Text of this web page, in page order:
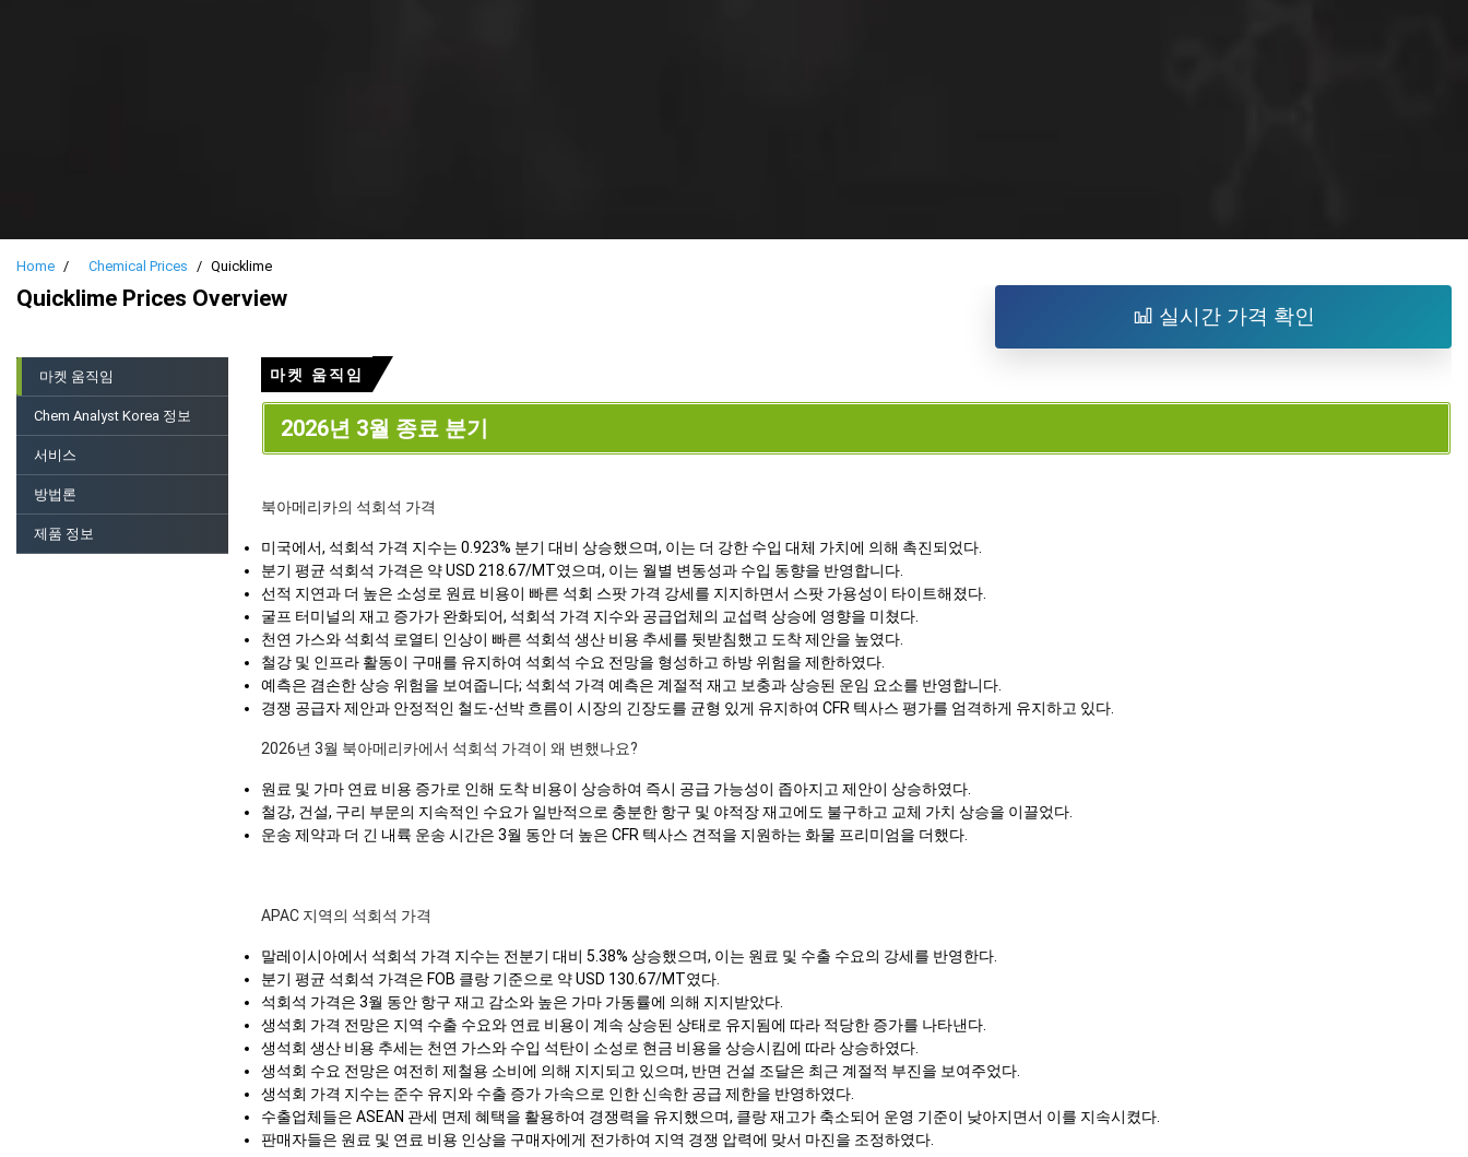
Home Chemical Prices Quicklime
Quicklime Prices Overview
실시간 가격 확인
마켓 움직임
Chem Analyst Korea 정보
서비스
방법론
제품 정보
마켓 움직임
2026년 3월 종료 분기
북아메리카의 석회석 가격
미국에서, 석회석 가격 지수는 0.923% 분기 대비 상승했으며, 이는 더 강한 수입 대체 가치에 의해 촉진되었다.
분기 평균 석회석 가격은 약 USD 218.67/MT였으며, 이는 월별 변동성과 수입 동향을 반영합니다.
선적 지연과 더 높은 소성로 원료 비용이 빠른 석회 스팟 가격 강세를 지지하면서 스팟 가용성이 타이트해졌다.
굴프 터미널의 재고 증가가 완화되어, 석회석 가격 지수와 공급업체의 교섭력 상승에 영향을 미쳤다.
천연 가스와 석회석 로열티 인상이 빠른 석회석 생산 비용 추세를 뒷받침했고 도착 제안을 높였다.
철강 및 인프라 활동이 구매를 유지하여 석회석 수요 전망을 형성하고 하방 위험을 제한하였다.
예측은 겸손한 상승 위험을 보여줍니다; 석회석 가격 예측은 계절적 재고 보충과 상승된 운임 요소를 반영합니다.
경쟁 공급자 제안과 안정적인 철도-선박 흐름이 시장의 긴장도를 균형 있게 유지하여 CFR 텍사스 평가를 엄격하게 유지하고 있다.
2026년 3월 북아메리카에서 석회석 가격이 왜 변했나요?
원료 및 가마 연료 비용 증가로 인해 도착 비용이 상승하여 즉시 공급 가능성이 좁아지고 제안이 상승하였다.
철강, 건설, 구리 부문의 지속적인 수요가 일반적으로 충분한 항구 및 야적장 재고에도 불구하고 교체 가치 상승을 이끌었다.
운송 제약과 더 긴 내륙 운송 시간은 3월 동안 더 높은 CFR 텍사스 견적을 지원하는 화물 프리미엄을 더했다.
APAC 지역의 석회석 가격
말레이시아에서 석회석 가격 지수는 전분기 대비 5.38% 상승했으며, 이는 원료 및 수출 수요의 강세를 반영한다.
분기 평균 석회석 가격은 FOB 클랑 기준으로 약 USD 130.67/MT였다.
석회석 가격은 3월 동안 항구 재고 감소와 높은 가마 가동률에 의해 지지받았다.
생석회 가격 전망은 지역 수출 수요와 연료 비용이 계속 상승된 상태로 유지됨에 따라 적당한 증가를 나타낸다.
생석회 생산 비용 추세는 천연 가스와 수입 석탄이 소성로 현금 비용을 상승시킴에 따라 상승하였다.
생석회 수요 전망은 여전히 제철용 소비에 의해 지지되고 있으며, 반면 건설 조달은 최근 계절적 부진을 보여주었다.
생석회 가격 지수는 준수 유지와 수출 증가 가속으로 인한 신속한 공급 제한을 반영하였다.
수출업체들은 ASEAN 관세 면제 혜택을 활용하여 경쟁력을 유지했으며, 클랑 재고가 축소되어 운영 기준이 낮아지면서 이를 지속시켰다.
판매자들은 원료 및 연료 비용 인상을 구매자에게 전가하여 지역 경쟁 압력에 맞서 마진을 조정하였다.